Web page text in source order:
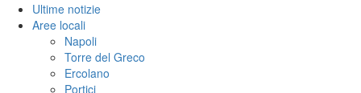
Ultime notizie
Aree locali
Napoli
Torre del Greco
Ercolano
Portici